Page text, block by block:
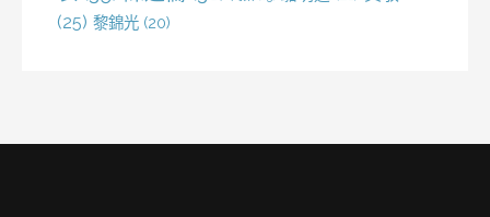
(25) 黎錦光 (20)